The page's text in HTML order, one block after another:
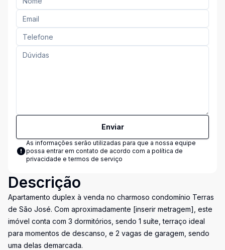
Enviar
As informações serão utilizadas para que a nossa equipe
possa entrar em contato de acordo com a política de
privacidade e termos de serviço
Descrição
Apartamento duplex à venda no charmoso condomínio Terras
de São José. Com aproximadamente [inserir metragem], este
imóvel conta com 3 dormitórios, sendo 1 suíte, terraço ideal
para momentos de descanso, e 2 vagas de garagem, sendo
uma delas demarcada.